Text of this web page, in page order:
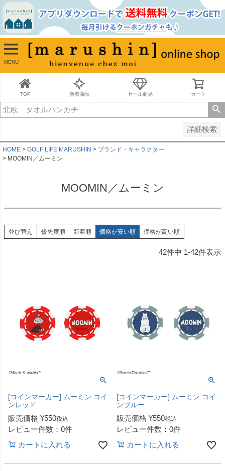
MENU
TOP 新着商品 セール商品 カート
詳細検索
並び順
新着順
古い順
価格が安い順
価格が高い順
キーワードヒット順
HOME GOLF LIFE MARUSHIN
ブランド・キャラクター
MOOMIN／ムーミン
MOOMIN／ムーミン
並び替え 優先度順 新着順 価格が安い順 価格が高い順
42件中 1-42件表示
[コインマーカー] ムーミン コイ
ンレッド
販売価格 ¥550税込
レビュー件数：0件
カートに入れる
[コインマーカー] ムーミン コイ
ンブルー
販売価格 ¥550税込
レビュー件数：0件
カートに入れる